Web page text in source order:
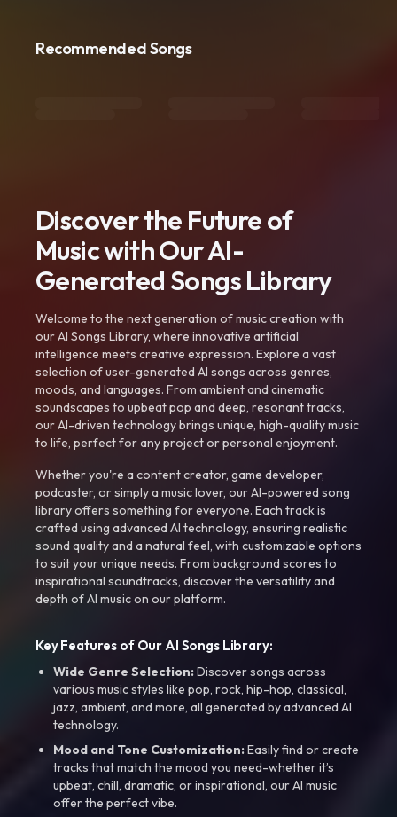
Recommended Songs
Discover the Future of
Music with Our AI-
Generated Songs Library
Welcome to the next generation of music creation with
our AI Songs Library, where innovative artificial
intelligence meets creative expression. Explore a vast
selection of user-generated AI songs across genres,
moods, and languages. From ambient and cinematic
soundscapes to upbeat pop and deep, resonant tracks,
our AI-driven technology brings unique, high-quality music
to life, perfect for any project or personal enjoyment.
Whether you're a content creator, game developer,
podcaster, or simply a music lover, our AI-powered song
library offers something for everyone. Each track is
crafted using advanced AI technology, ensuring realistic
sound quality and a natural feel, with customizable options
to suit your unique needs. From background scores to
inspirational soundtracks, discover the versatility and
depth of AI music on our platform.
Key Features of Our AI Songs Library:
Wide Genre Selection:Discover songs across
various music styles like pop, rock, hip-hop, classical,
jazz, ambient, and more, all generated by advanced AI
technology.
Mood and Tone Customization:Easily find or create
tracks that match the mood you need-whether it’s
upbeat, chill, dramatic, or inspirational, our AI music
offer the perfect vibe.